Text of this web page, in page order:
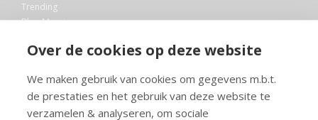
Over de cookies op deze website
We maken gebruik van cookies om gegevens m.b.t.
de prestaties en het gebruik van deze website te
verzamelen & analyseren, om sociale
Trending
Blog Maurice
Bibliotheek
Info en service
FAQ
Doneren